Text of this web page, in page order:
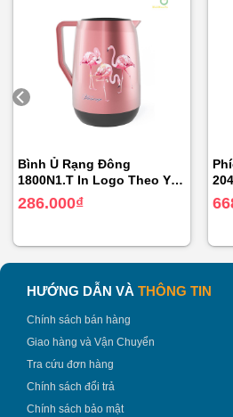
2. Đặc Điểm Nổi Bật Phích
Đông In Logo 1040
Phích giữ nhiệt Rạng Đông RD
dung để pha các loại trà tốt cho
Artiso, cà gai, chè dây, các
Phích nước pha trà có khả
nhiều thức uống. Nước nóng
Bình Ủ Rạng Đông
1800N1.T In Logo Theo Yêu
Cầu
286.000₫
HƯỚNG DẪN VÀ THÔNG TIN
Chính sách bán hàng
Giao hàng và Vận Chuyển
Tra cứu đơn hàng
Chính sách đổi trả
Chính sách bảo mật